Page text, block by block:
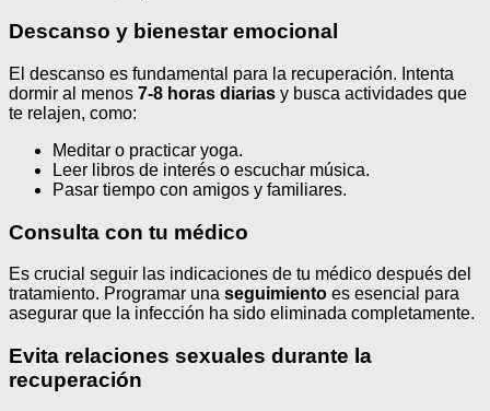
Descanso y bienestar emocional
El descanso es fundamental para la recuperación. Intenta
dormir al menos 7-8 horas diarias y busca actividades que
te relajen, como:
Meditar o practicar yoga.
Leer libros de interés o escuchar música.
Pasar tiempo con amigos y familiares.
Consulta con tu médico
Es crucial seguir las indicaciones de tu médico después del
tratamiento. Programar una seguimiento es esencial para
asegurar que la infección ha sido eliminada completamente.
Evita relaciones sexuales durante la
recuperación